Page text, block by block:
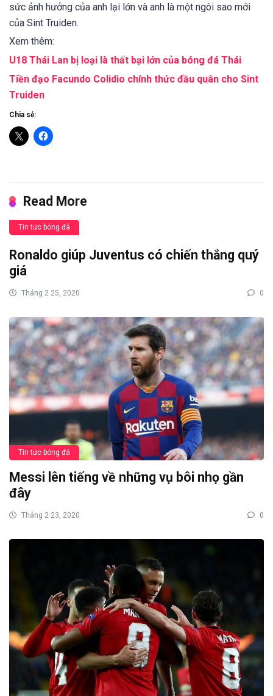
sức ảnh hưởng của anh lại lớn và anh là một ngôi sao mới
của Sint Truiden.
Xem thêm:
U18 Thái Lan bị loại là thất bại lớn của bóng đá Thái
Tiền đạo Facundo Colidio chính thức đầu quân cho Sint
Truiden
Chia sẻ:
Read More
Tin tức bóng đá
Ronaldo giúp Juventus có chiến thắng quý
giá
Tháng 2 25, 2020 0
Tin tức bóng đá
Messi lên tiếng về những vụ bôi nhọ gần
đây
Tháng 2 23, 2020 0